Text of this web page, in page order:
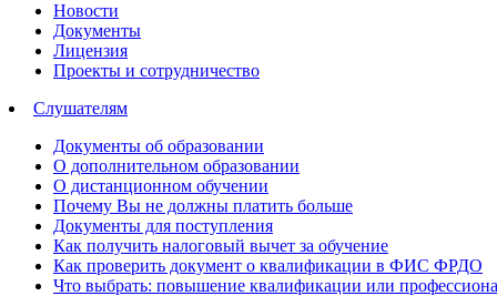
Новости
Документы
Лицензия
Проекты и сотрудничество
Слушателям
Документы об образовании
О дополнительном образовании
О дистанционном обучении
Почему Вы не должны платить больше
Документы для поступления
Как получить налоговый вычет за обучение
Как проверить документ о квалификации в ФИС ФРДО
Что выбрать: повышение квалификации или